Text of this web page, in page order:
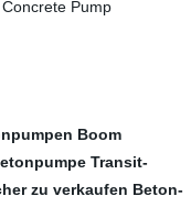
Boom
Transit-
zu verkaufen Beton-